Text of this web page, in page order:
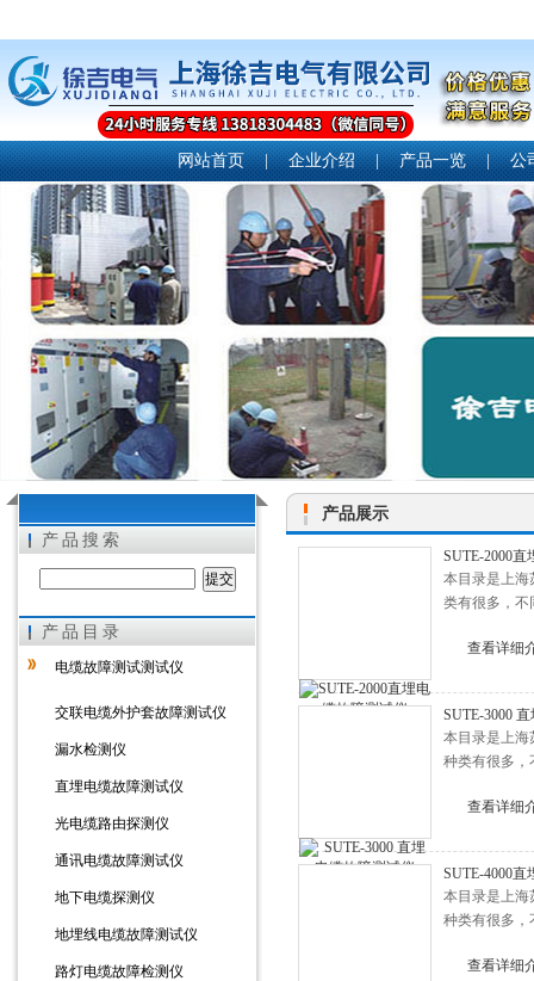
上海徐吉电气有限公司
网站首页 | 企业介绍 | 产品一览 | 公
产品搜索
产品目录
电缆故障测试测试仪
交联电缆外护套故障测试仪
漏水检测仪
直埋电缆故障测试仪
光电缆路由探测仪
通讯电缆故障测试仪
地下电缆探测仪
地埋线电缆故障测试仪
路灯电缆故障检测仪
产品展示
SUTE-2000
本目录是上海
类有很多，不
查看详细
SUTE-3000
本目录是上海
种类有很多，
查看详细
SUTE-4000
本目录是上海
种类有很多，
查看详细